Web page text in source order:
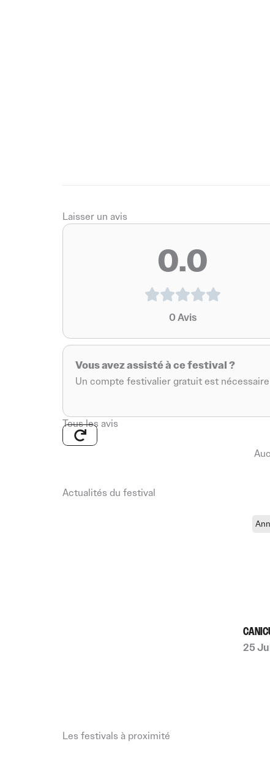
Laisser un avis
0.0
0Avis
Vous avez assisté à ce festival ?
Un compte festivalier gratuit est
Tous les avis
Actualités du festival
25
Les festivals à proximité